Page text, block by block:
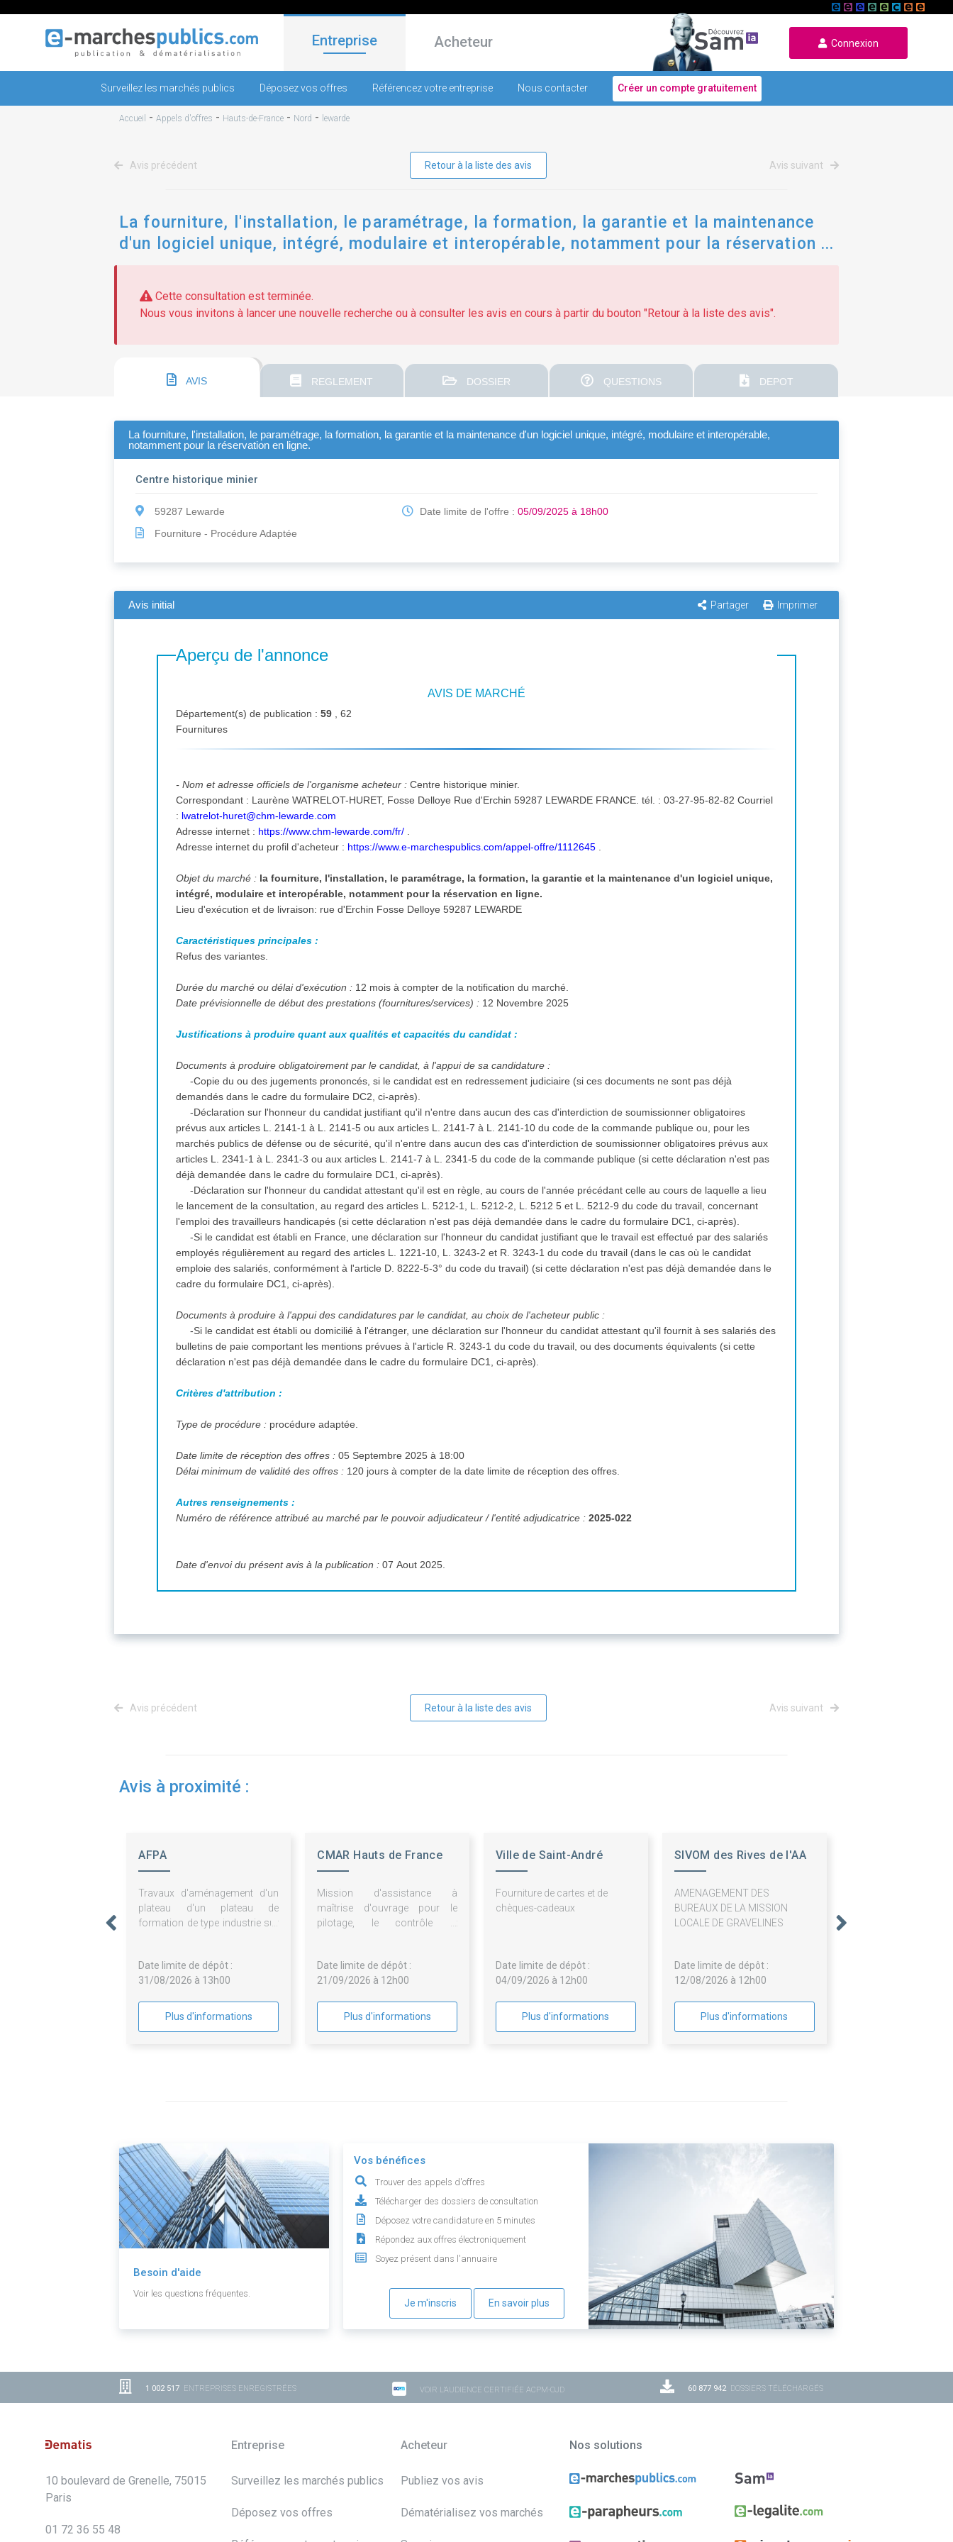
Entreprise Acheteur Connexion
Surveillez les marchés publics Déposez vos offres Référencez votre entreprise Nous contacter Créer un compte gratuitement
Accueil - Appels d'offres - Hauts-de-France - Nord - lewarde
Avis précédent Retour à la liste des avis Avis suivant
La fourniture, l'installation, le paramétrage, la formation, la garantie et la maintenance
d'un logiciel unique, intégré, modulaire et interopérable, notamment pour la réservation
Cette consultation est terminée.
Nous vous invitons à lancer une nouvelle recherche ou à consulter les avis en cours à partir du bouton "Retour à la liste des avis".
AVIS REGLEMENT DOSSIER QUESTIONS DEPOT
La fourniture, l'installation, le paramétrage, la formation, la garantie et la maintenance d'un logiciel unique, intégré, modulaire et interopérable,
notamment pour la réservation en ligne.
Centre historique minier
59287 Lewarde
Fourniture - Procédure Adaptée
Date limite de l'offre : 05/09/2025 à 18h00
Avis initial Partager Imprimer
Aperçu de l'annonce
AVIS DE MARCHÉ
Département(s) de publication :59 , 62
Fournitures
- Nom et adresse officiels de l'organisme acheteur :Centre historique minier.
Correspondant : Laurène WATRELOT-HURET, Fosse Delloye Rue d'Erchin 59287 LEWARDE FRANCE. tél. : 03-27-95-82-82 Courriel
: lwatrelot-huret@chm-lewarde.com
Adresse internet : https://www.chm-lewarde.com/fr/
Adresse internet du profil d'acheteur : https://www.e-marchespublics.com/appel-offre/1112645
Objet du marché : la fourniture, l'installation, le paramétrage, la formation, la garantie et la maintenance d'un logiciel unique,
intégré, modulaire et interopérable, notamment pour la réservation en ligne.
Lieu d'exécution et de livraison: rue d'Erchin Fosse Delloye 59287 LEWARDE
Caractéristiques principales :
Refus des variantes.
Durée du marché ou délai d'exécution : 12 mois à compter de la notification du marché.
Date prévisionnelle de début des prestations (fournitures/services) : 12 Novembre 2025
Justifications à produire quant aux qualités et capacités du candidat :
Documents à produire obligatoirement par le candidat, à l'appui de sa candidature :
-Copie du ou des jugements prononcés, si le candidat est en redressement judiciaire (si ces documents ne sont pas déjà
demandés dans le cadre du formulaire DC2, ci-après).
-Déclaration sur l'honneur du candidat justifiant qu'il n'entre dans aucun des cas d'interdiction de soumissionner obligatoires
prévus aux articles L. 2141-1 à L. 2141-5 ou aux articles L. 2141-7 à L. 2141-10 du code de la commande publique ou, pour les
marchés publics de défense ou de sécurité, qu'il n'entre dans aucun des cas d'interdiction de soumissionner obligatoires prévus aux
articles L. 2341-1 à L. 2341-3 ou aux articles L. 2141-7 à L. 2341-5 du code de la commande publique (si cette déclaration n'est pas
déjà demandée dans le cadre du formulaire DC1, ci-après).
-Déclaration sur l'honneur du candidat attestant qu'il est en règle, au cours de l'année précédant celle au cours de laquelle a lieu
le lancement de la consultation, au regard des articles L. 5212-1, L. 5212-2, L. 5212 5 et L. 5212-9 du code du travail, concernant
l'emploi des travailleurs handicapés (si cette déclaration n'est pas déjà demandée dans le cadre du formulaire DC1, ci-après).
-Si le candidat est établi en France, une déclaration sur l'honneur du candidat justifiant que le travail est effectué par des salariés
employés régulièrement au regard des articles L. 1221-10, L. 3243-2 et R. 3243-1 du code du travail (dans le cas où le candidat
emploie des salariés, conformément à l'article D. 8222-5-3° du code du travail) (si cette déclaration n'est pas déjà demandée dans le
cadre du formulaire DC1, ci-après).
Documents à produire à l'appui des candidatures par le candidat, au choix de l'acheteur public :
-Si le candidat est établi ou domicilié à l'étranger, une déclaration sur l'honneur du candidat attestant qu'il fournit à ses salariés des
bulletins de paie comportant les mentions prévues à l'article R. 3243-1 du code du travail, ou des documents équivalents (si cette
déclaration n'est pas déjà demandée dans le cadre du formulaire DC1, ci-après).
Critères d'attribution :
Type de procédure : procédure adaptée.
Date limite de réception des offres :05 Septembre 2025 à 18:00
Délai minimum de validité des offres :
120 jours à compter de la date limite de réception des offres.
Autres renseignements :
Numéro de référence attribué au marché par le pouvoir adjudicateur / l'entité adjudicatrice :2025-022
Date d'envoi du présent avis à la publication :07 Aout 2025.
Avis précédent Retour à la liste des avis Avis suivant
Avis à proximité :
AFPA
Travaux d'aménagement d'un
plateau d'un plateau de
formation de type industrie sur
Date limite de dépôt :
31/08/2026 à 13h00
Plus d'informations
CMAR Hauts de France
Mission d'assistance à
maîtrise d'ouvrage pour le
pilotage, le contrôle et
des laboratoires pédagogiques
alimentaires de la CMA Hauts-
Date limite de dépôt :
21/09/2026 à 12h00
Plus d'informations
Ville de Saint-André
Fourniture de cartes et de
chèques-cadeaux
Date limite de dépôt :
04/09/2026 à 12h00
Plus d'informations
SIVOM des Rives de l'AA
et de la Colme
AMENAGEMENT DES
BUREAUX DE LA MISSION
LOCALE DE GRAVELINES
Date limite de dépôt :
12/08/2026 à 12h00
Plus d'informations
Besoin d'aide
Voir les questions fréquentes.
Vos bénéfices
Trouver des appels d'offres
Télécharger des dossiers de consultation
Déposez votre candidature en 5 minutes
Répondez aux offres électroniquement
Soyez présent dans l'annuaire
Je m'inscris En savoir plus
1 002 517 ENTREPRISES ENREGISTRÉES VOIR L'AUDIENCE CERTIFIÉE ACPM-OJD 60 877 942DOSSIERS TÉLÉCHARGÉS
10 boulevard de Grenelle, 75015
Paris
01 72 36 55 48
Entreprise
Surveillez les marchés publics
Déposez vos offres
Acheteur
Publiez vos avis
Dématérialisez vos marchés
Nos solutions